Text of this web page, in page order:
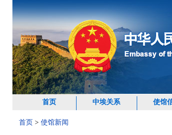
首页 中埃关系 使馆
首页 > 使馆新闻